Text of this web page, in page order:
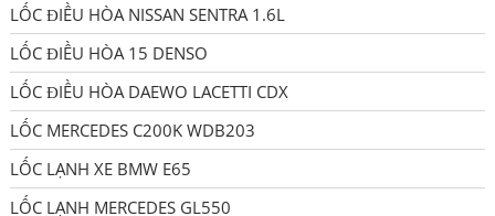
LỐC ĐIỀU HÒA NISSAN SENTRA 1.6L
LỐC ĐIỀU HÒA 15 DENSO
LỐC ĐIỀU HÒA DAEWO LACETTI CDX
LỐC MERCEDES C200K WDB203
LỐC LẠNH XE BMW E65
LỐC LẠNH MERCEDES GL550